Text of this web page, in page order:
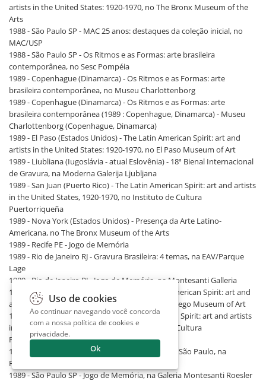
artists in the United States: 1920-1970, no The Bronx Museum of the
Arts
1988 - São Paulo SP - MAC 25 anos: destaques da coleção inicial, no
MAC/USP
1988 - São Paulo SP - Os Ritmos e as Formas: arte brasileira
contemporânea, no Sesc Pompéia
1989 - Copenhague (Dinamarca) - Os Ritmos e as Formas: arte
brasileira contemporânea, no Museu Charlottenborg
1989 - Copenhague (Dinamarca) - Os Ritmos e as Formas: arte
brasileira contemporânea (1989 : Copenhague, Dinamarca) - Museu
Charlottenborg (Copenhague, Dinamarca)
1989 - El Paso (Estados Unidos) - The Latin American Spirit: art and
artists in the United States: 1920-1970, no El Paso Museum of Art
1989 - Liubliana (Iugoslávia - atual Eslovênia) - 18ª Bienal Internacional
de Gravura, na Moderna Galerija Ljubljana
1989 - San Juan (Puerto Rico) - The Latin American Spirit: art and artists
in the United States, 1920-1970, no Instituto de Cultura
Puertorriqueña
1989 - Nova York (Estados Unidos) - Presença da Arte Latino-
Americana, no The Bronx Museum of the Arts
1989 - Recife PE - Jogo de Memória
1989 - Rio de Janeiro RJ - Gravura Brasileira: 4 temas, na EAV/Parque
Lage
1989 - Rio de Janeiro RJ - Jogo de Memória, na Montesanti Galleria
1989 - San Diego (Estados Unidos) - The Latin American Spirit: art and
artists in the United States: 1920-1970, no San Diego Museum of Art
1989 - San Juan (Porto Rico) - The Latin American Spirit: art and artists
in the United States: 1920-1970, no Instituto de Cultura
Puertorriqueña
1989 - São Paulo SP - 20ª Bienal Internacional de São Paulo, na
Fundação Bienal
1989 - São Paulo SP - Jogo de Memória, na Galeria Montesanti Roesler
Uso de cookies
Ao continuar navegando você concorda
com a nossa política de cookies e
privacidade.
Ok